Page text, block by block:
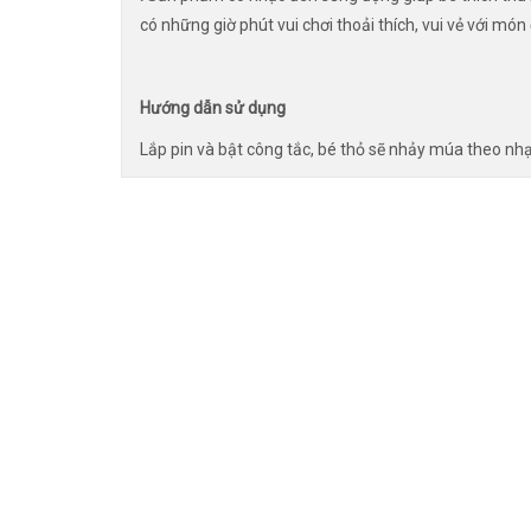
có những giờ phút vui chơi thoải thích, vui vẻ với món
Hướng dẫn sử dụng
Lắp pin và bật công tắc, bé thỏ sẽ nhảy múa theo